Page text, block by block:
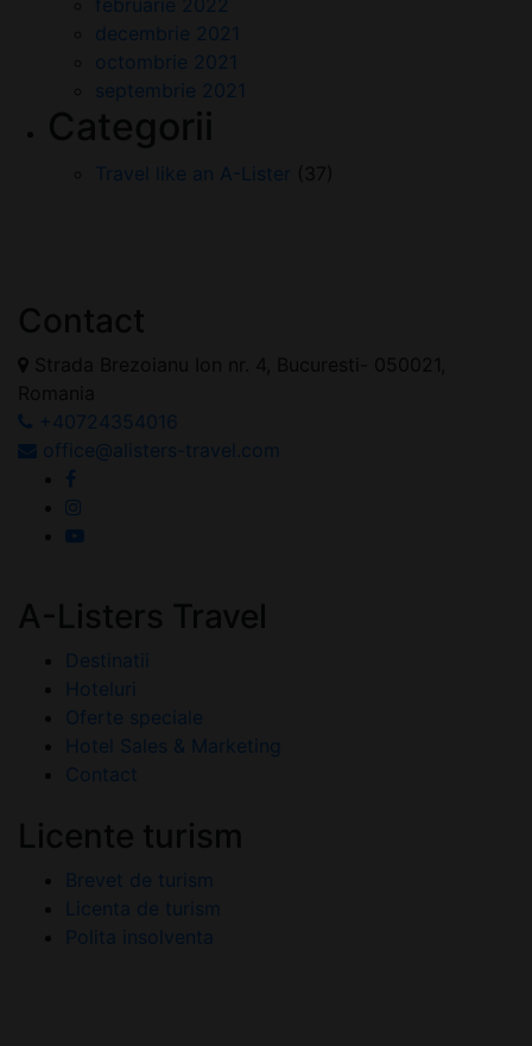
februarie 2022
decembrie 2021
octombrie 2021
septembrie 2021
Travel like an A-Lister
+40724354016
office@alisters-travel.com
Destinatii
Hoteluri
Oferte speciale
Hotel Sales & Marketing
Contact
Brevet de turism
Licenta de turism
Polita insolventa